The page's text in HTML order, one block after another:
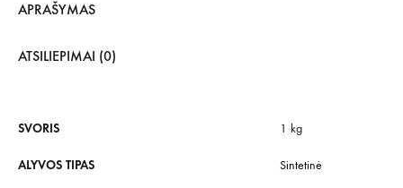
APRAŠYMAS
ATSILIEPIMAI (0)
SVORIS 1 kg
ALYVOS TIPAS Sintetinė